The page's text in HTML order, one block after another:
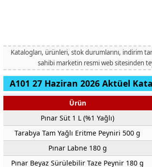
Katalogları, ürünleri, stok durumlarını, indirim
sahibi marketin resmi web sitesinden
A101 27 Haziran 2026 Aktüel
Ürün
Pınar Süt 1 L (%1 Yağlı)
Tarabya Tam Yağlı Eritme Peyniri 500 g
Pınar Labne 180 g
Pınar Beyaz Sürülebilir Taze Peynir 180 g